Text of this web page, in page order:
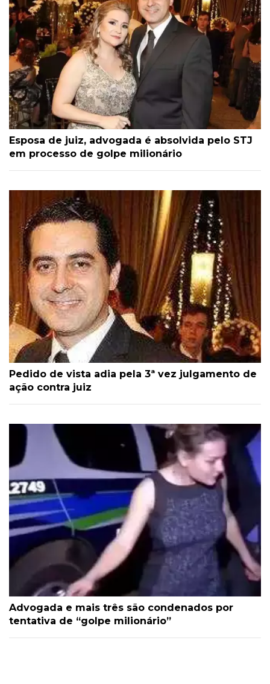
Esposa de juiz, advogada é absolvida pelo STJ
em processo de golpe milionário
Pedido de vista adia pela 3ª vez julgamento de
ação contra juiz
Advogada e mais três são condenados por
tentativa de “golpe milionário”